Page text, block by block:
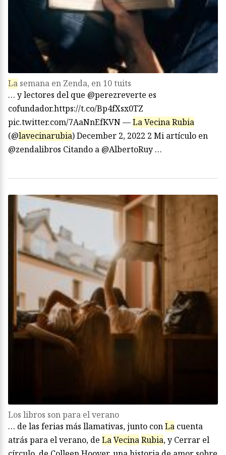
La semana en Zenda, en 10 tuits
… y lectores del que @perezreverte es
cofundador.https://t.co/Bp4fXsx0TZ
pic.twitter.com/7AaNnEfKVN —La Vecina Rubia
(@lavecinarubia) December 2, 2022 2 Mi artículo en
@zendalibros Citando a @AlbertoRuy …
Los libros son para el verano
… de las ferias más llamativas, junto conLa cuenta
atrás para el verano, de LaVecinaRubia, y Cerrar el